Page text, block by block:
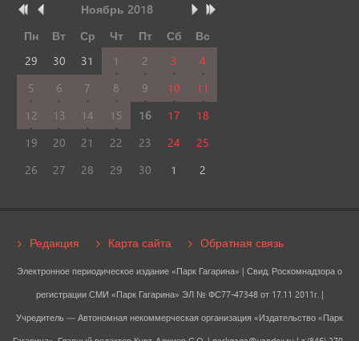
Ноябрь 2018
Пн
Вт Ср Чт Пт Сб
Вс
29
30 31 1 2 3
4
5
6 7 8 9 10
11
12
13 14 15 16 17
18
19
20 21 22 23 24
25
26
27 28 29 30 1 2
Редакция Карта сайта Обратная связь
Электронное периодическое издание «Парк Гагарина» | Свид. Роскомнадзора о
регистрации СМИ «Парк Гагарина» ЭЛ № ФС77-47348 от 17.11 2011г. |
Учредитель — Автономная некоммерческая организация «Издательство «Парк